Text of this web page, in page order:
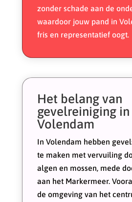
zonder schade aan de
waardoor jouw pand in
fris en representatief oogt.
Het belang van
gevelreiniging in
Volendam
In Volendam hebben
te maken met vervuiling
algen en mossen, mede
aan het Markermeer.
de omgeving van het